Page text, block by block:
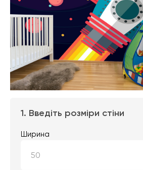
1. Введіть розміри стіни
Ширина